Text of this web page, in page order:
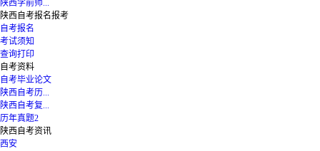
陕西学前师...
陕西自考报名报考
自考报名
考试须知
查询打印
自考资料
自考毕业论文
陕西自考历...
陕西自考复...
历年真题2
陕西自考资讯
西安